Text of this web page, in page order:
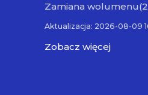
Zamiana
Aktualizacja: 2026-08-09
Zobacz więcej